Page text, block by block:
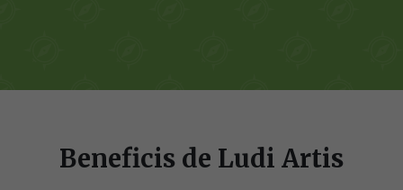
Beneficis de Ludi Artis